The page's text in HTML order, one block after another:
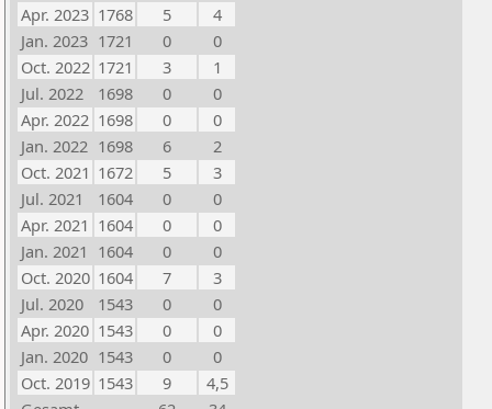
Apr. 2023 1768 5
4
Jan. 2023 1721 0
0
Oct. 2022 1721 3
1
Jul. 2022
1698 0
0
Apr. 2022 1698 0
0
Jan. 2022 1698 6
2
Oct. 2021 1672 5
3
Jul. 2021
1604 0
0
Apr. 2021 1604 0
0
Jan. 2021 1604 0
0
Oct. 2020 1604 7
3
Jul. 2020
1543 0
0
Apr. 2020 1543 0
0
Jan. 2020 1543 0
0
Oct. 2019 1543 9
4,5